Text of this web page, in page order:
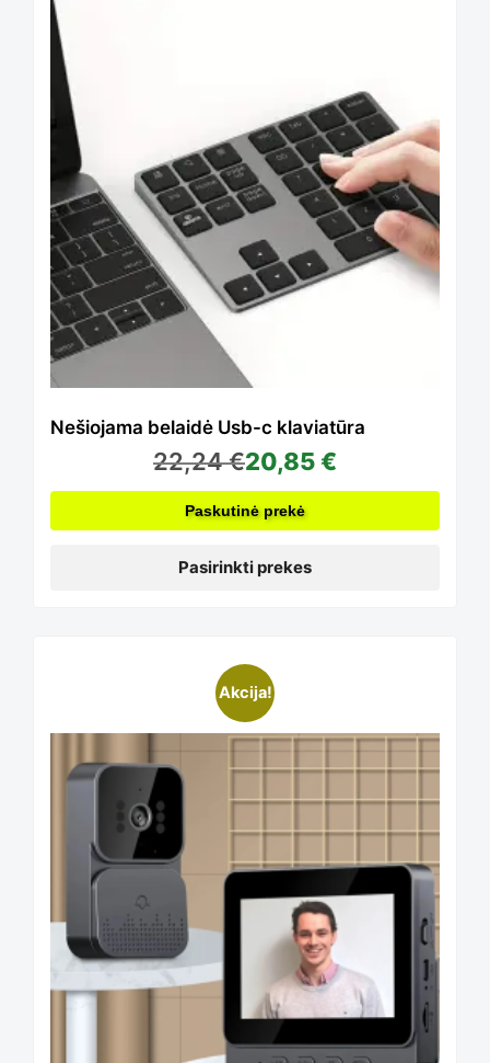
Nešiojama belaidė Usb-c klaviatūra
22,24€20,85€
Paskutinė prekė
Pasirinkti prekes
product
has
multiple
variants.
The
options
may
chosen
on
the
product
page
Akcija!